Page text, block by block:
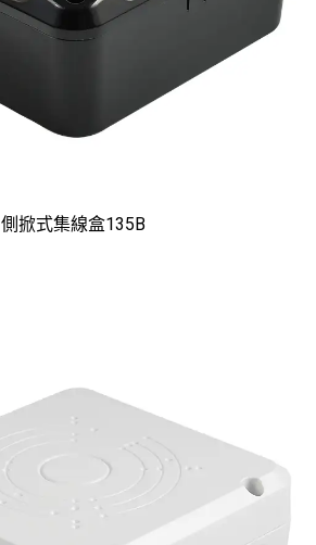
側掀式集線盒135B